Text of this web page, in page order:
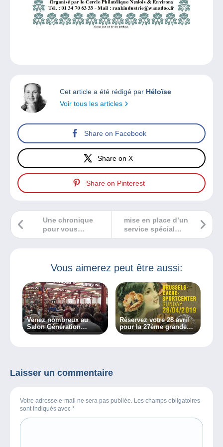
Cet article a été rédigé par Héloïse
Voir tous les articles
Share on Facebook
Share on X
Share on Pinterest
mise en place d’un
service spécial
d’oblitérations
de l’UPU
Une chronique
pour vous
encourager à faire
Vous aimerez peut être aussi:
Venez nombreux au
Salon Génération
Collections à Mouscron
Réservez votre 28 avril
pour la 27ème grande
bourse européenne des
Laisser un commentaire
Votre adresse e-mail ne sera pas publiée. Les champs obligatoires
sont indiqués avec *